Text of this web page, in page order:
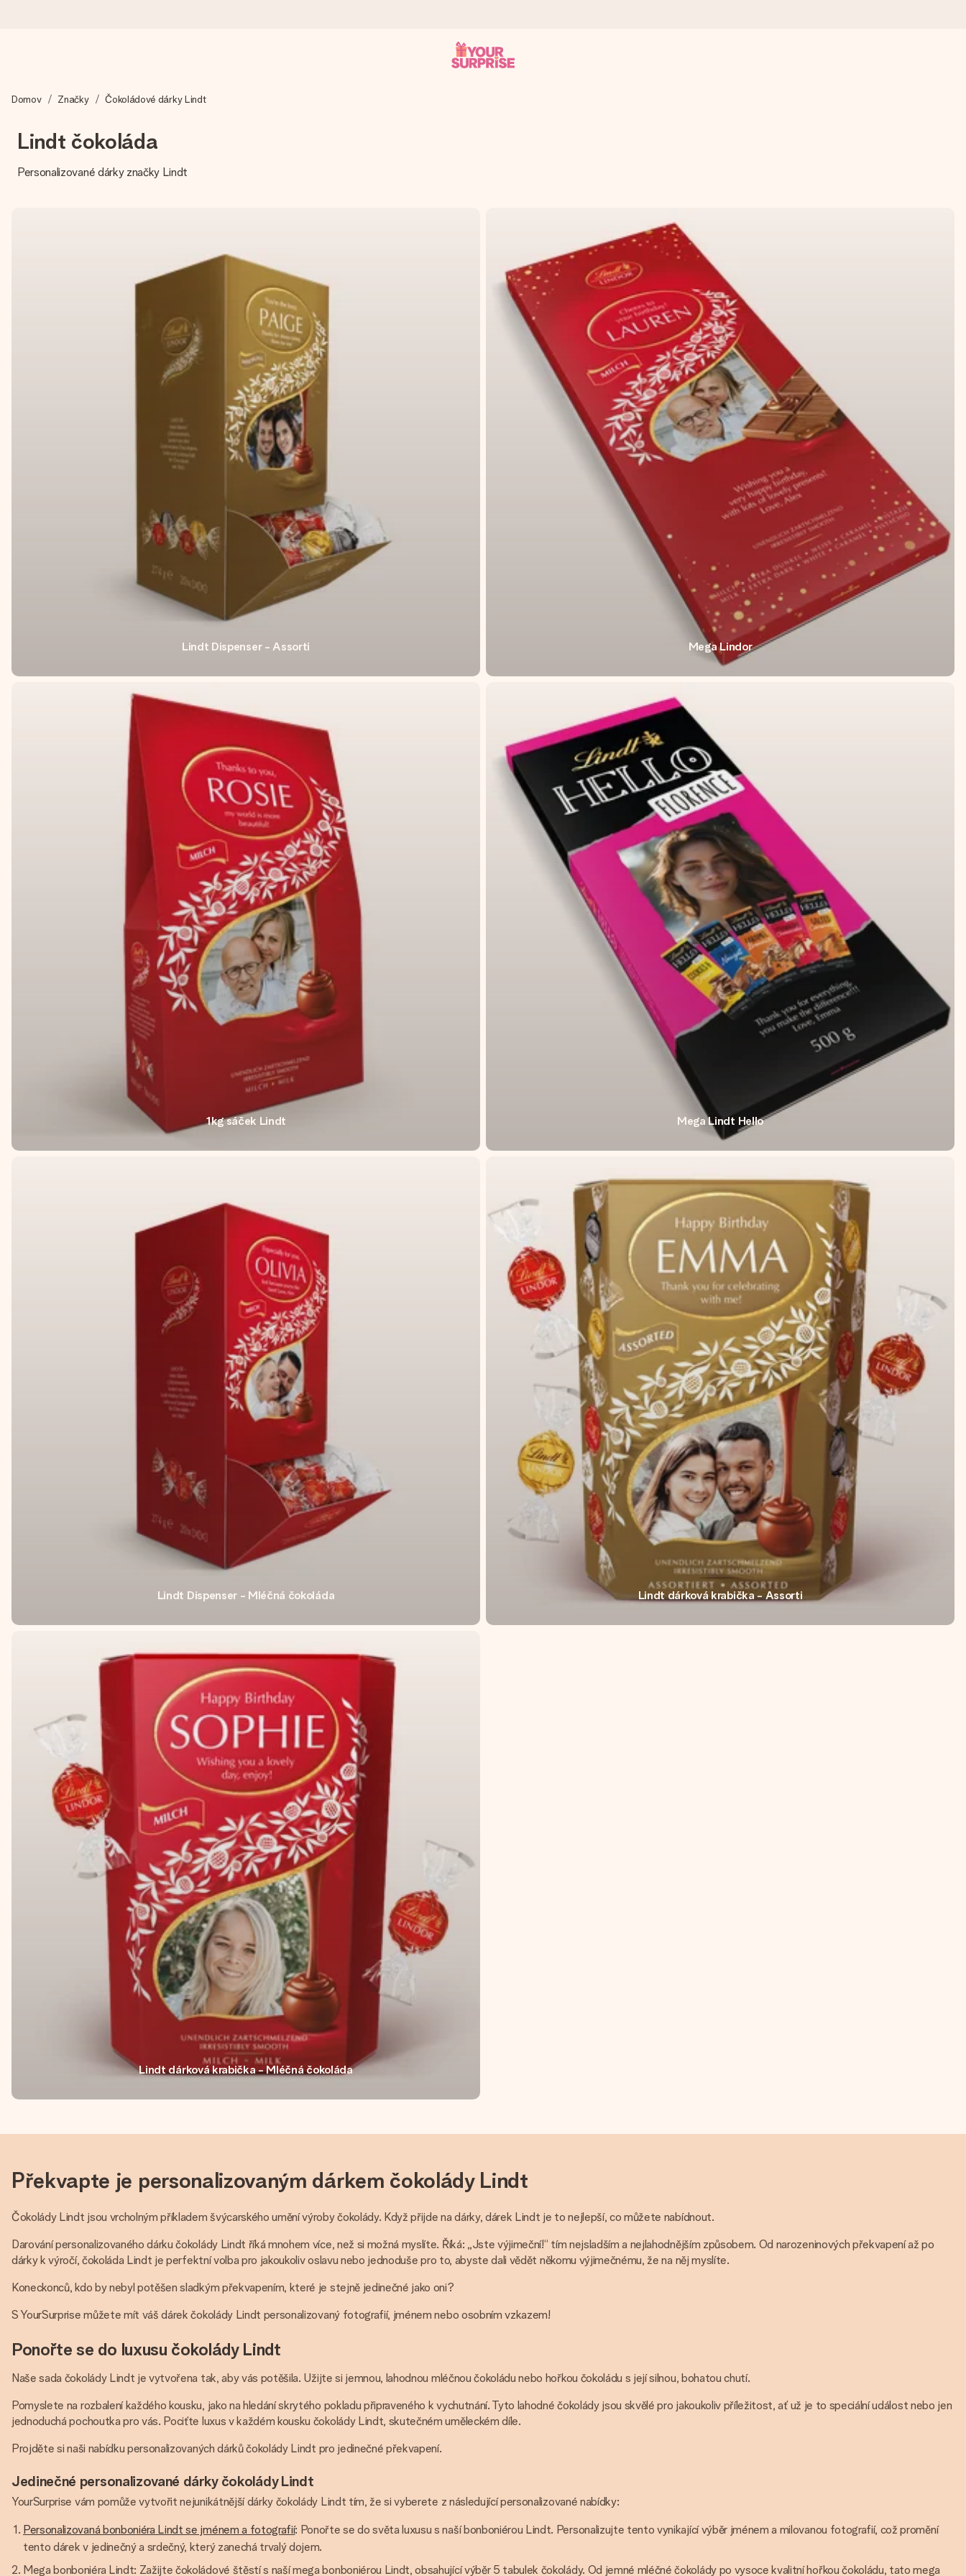
Váš dárek vytvoříme s láskou a bleskově odešleme – abyste ho mohli darovat právě v tu správnou chvíli, kdy na tom nejvíc záleží.
4,8 (na základě +15 000 recenzí)
Vytvořte něco jedinečného během několika kroků – s jejím jménem, vaší fotografií nebo vzkazem, který doopravdy zahřeje u srdce. Žádné zbytečné složitosti, jen spousta lásky pro daný
Domov Značky Čokoládové dárky Lindt
Lindt čokoláda
Personalizované dárky značky Lindt
Lindt Dispenser - Assorti Mega Lindor
1kg sáček Lindt Mega Lindt Hello
Lindt Dispenser - Mléčná čokoláda Lindt dárková krabička - Assorti
Lindt dárková krabička - Mléčná čokoláda
Překvapte je personalizovaným dárkem čokolády Lindt
Čokolády Lindt jsou vrcholným příkladem švýcarského umění výroby čokolády. Když přijde na dárky, dárek Lindt je to nejlepší, co můžete nabídnout.
Darování personalizovaného dárku čokolády Lindt říká mnohem více, než si možná myslíte. Říká: „Jste výjimeční!“ tím nejsladším a nejlahodnějším způsobem. Od narozeninových překvapení až po
dárky k výročí, čokoláda Lindt je perfektní volba pro jakoukoliv oslavu nebo jednoduše pro to, abyste dali vědět někomu výjimečnému, že na něj myslíte.
Koneckonců, kdo by nebyl potěšen sladkým překvapením, které je stejně jedinečné jako oni?
S YourSurprise můžete mít váš dárek čokolády Lindt personalizovaný fotografií, jménem nebo osobním vzkazem!
Ponořte se do luxusu čokolády Lindt
Naše sada čokolády Lindt je vytvořena tak, aby vás potěšila. Užijte si jemnou, lahodnou mléčnou čokoládu nebo hořkou čokoládu s její silnou, bohatou chutí.
Pomyslete na rozbalení každého kousku, jako na hledání skrytého pokladu připraveného k vychutnání. Tyto lahodné čokolády jsou skvělé pro jakoukoliv příležitost, ať už je to speciální událost nebo jen
jednoduchá pochoutka pro vás. Pociťte luxus v každém kousku čokolády Lindt, skutečném uměleckém díle.
Projděte si naši nabídku personalizovaných dárků čokolády Lindt pro jedinečné překvapení.
Jedinečné personalizované dárky čokolády Lindt
YourSurprise vám pomůže vytvořit nejunikátnější dárky čokolády Lindt tím, že si vyberete z následující personalizované nabídky:
Personalizovaná bonboniéra Lindt se jménem a fotografií: Ponořte se do světa luxusu s naší bonboniérou Lindt. Personalizujte tento vynikající výběr jménem a milovanou fotografií, což promění
tento dárek v jedinečný a srdečný, který zanechá trvalý dojem.
Mega bonboniéra Lindt: Zažijte čokoládové štěstí s naší mega bonboniérou Lindt, obsahující výběr 5 tabulek čokolády. Od jemné mléčné čokolády po vysoce kvalitní hořkou čokoládu, tato mega